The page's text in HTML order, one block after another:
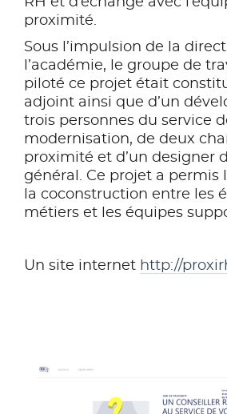
proximité.
Sous l’impulsion de la
l’académie, le groupe de
piloté ce projet était
adjoint ainsi que d’un
trois personnes du service
modernisation, de deux
proximité et d’un designer
général. Ce projet a permis
la coconstruction entre les
métiers et les équipes
Un site internet http://